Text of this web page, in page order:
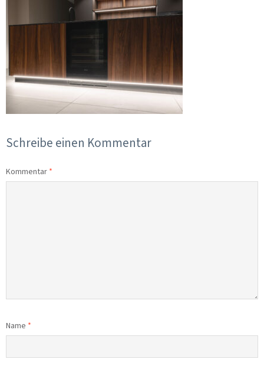
Schreibe einen Kommentar
Kommentar *
Name *